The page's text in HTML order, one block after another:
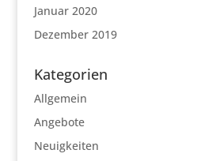
Januar 2020
Dezember 2019
Kategorien
Allgemein
Angebote
Neuigkeiten